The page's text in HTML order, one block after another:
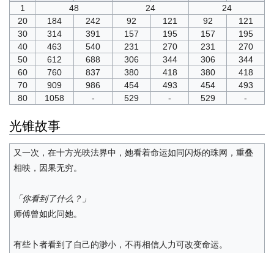
1
48 24
24
20
184 242 92 121 92
121
30
314 391 157 195 157
195
40
463 540 231 270 231
270
50
612 688 306 344 306
344
60
760 837 380 418 380
418
70
909 986 454 493 454
493
80
1058 - 529 - 529 -
光锥故事
又一次，在十方光映法界中，她看着命运如同闪烁的珠网，重叠
相映，因果无穷。
「你看到了什么？」
师傅曾如此问她。
有些卜者看到了自己的渺小，不再相信人力可改变命运。